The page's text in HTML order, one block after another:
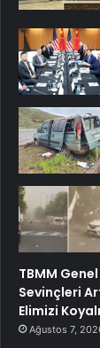
TBMM
Sevinçleri
Elimizi
Ağustos 7,